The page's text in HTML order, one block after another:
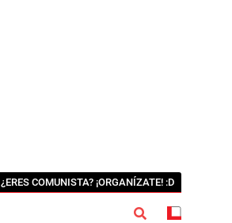
¿ERES COMUNISTA? ¡ORGANÍZATE! :D